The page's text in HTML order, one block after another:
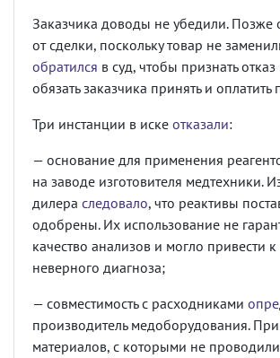
Заказчика доводы не убедили. Позже
от сделки, поскольку товар не
обратился в суд, чтобы признать
обязать заказчика принять и
Три инстанции в иске отказали:
— основание для применения
на заводе изготовителя медтехники.
дилера следовало, что реактивы
одобрены. Их использование не
качество анализов и могло привести
неверного диагноза;
— совместимость с расходниками
производитель медоборудования.
материалов, с которыми не